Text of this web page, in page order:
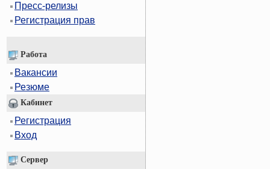
Пресс-релизы
Регистрация прав
Работа
Вакансии
Резюме
Кабинет
Регистрация
Вход
Сервер